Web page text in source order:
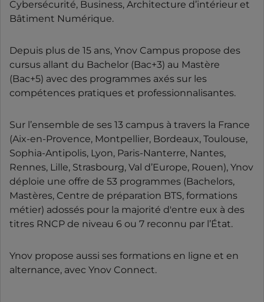
Cybersécurité, Business, Architecture d’intérieur et
Bâtiment Numérique.
Depuis plus de 15 ans, Ynov Campus propose des
cursus allant du Bachelor (Bac+3) au Mastère
(Bac+5) avec des programmes axés sur les
compétences pratiques et professionnalisantes.
Sur l’ensemble de ses 13 campus à travers la France
(Aix-en-Provence, Montpellier, Bordeaux, Toulouse,
Sophia-Antipolis, Lyon, Paris-Nanterre, Nantes,
Rennes, Lille, Strasbourg, Val d’Europe, Rouen), Ynov
déploie une offre de 53 programmes (Bachelors,
Mastères, Centre de préparation BTS, formations
métier) adossés pour la majorité d'entre eux à des
titres RNCP de niveau 6 ou 7 reconnu par l’État.
Ynov propose aussi ses formations en ligne et en
alternance, avec Ynov Connect.